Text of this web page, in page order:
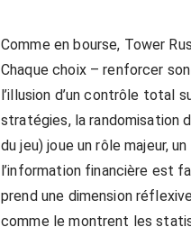
Comme en bourse, Tower
Chaque choix – renforcer
l’illusion d’un contrôle total
stratégies, la randomisation
du jeu) joue un rôle majeur,
l’information financière est
prend une dimension
comme le montrent les